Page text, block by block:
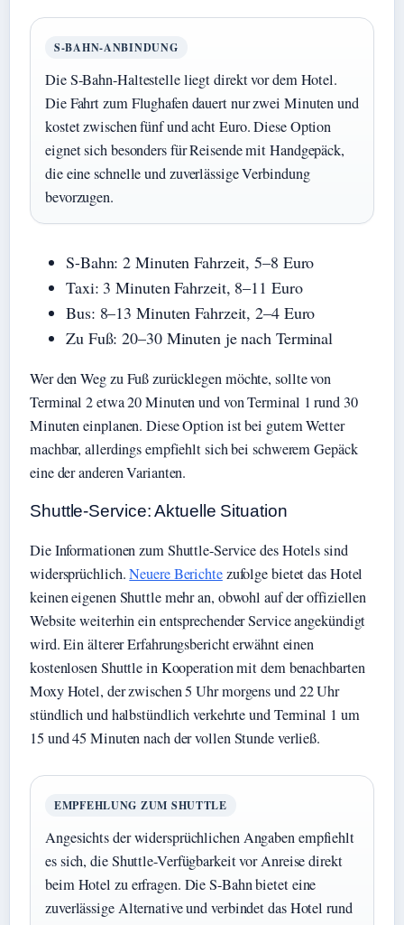
S-BAHN-ANBINDUNG
Die S-Bahn-Haltestelle liegt direkt vor dem Hotel.
Die Fahrt zum Flughafen dauert nur zwei Minuten und
kostet zwischen fünf und acht Euro. Diese Option
eignet sich besonders für Reisende mit Handgepäck,
die eine schnelle und zuverlässige Verbindung
bevorzugen.
S-Bahn: 2 Minuten Fahrzeit, 5–8 Euro
Taxi: 3 Minuten Fahrzeit, 8–11 Euro
Bus: 8–13 Minuten Fahrzeit, 2–4 Euro
Zu Fuß: 20–30 Minuten je nach Terminal
Wer den Weg zu Fuß zurücklegen möchte, sollte von
Terminal 2 etwa 20 Minuten und von Terminal 1 rund 30
Minuten einplanen. Diese Option ist bei gutem Wetter
machbar, allerdings empfiehlt sich bei schwerem Gepäck
eine der anderen Varianten.
Shuttle-Service: Aktuelle Situation
Die Informationen zum Shuttle-Service des Hotels sind
widersprüchlich.Neuere Berichtezufolge bietet das Hotel
keinen eigenen Shuttle mehr an, obwohl auf der offiziellen
Website weiterhin ein entsprechender Service angekündigt
wird. Ein älterer Erfahrungsbericht erwähnt einen
kostenlosen Shuttle in Kooperation mit dem benachbarten
Moxy Hotel, der zwischen 5 Uhr morgens und 22 Uhr
stündlich und halbstündlich verkehrte und Terminal 1 um
15 und 45 Minuten nach der vollen Stunde verließ.
EMPFEHLUNG ZUM SHUTTLE
Angesichts der widersprüchlichen Angaben empfiehlt
es sich, die Shuttle-Verfügbarkeit vor Anreise direkt
beim Hotel zu erfragen. Die S-Bahn bietet eine
zuverlässige Alternative und verbindet das Hotel rund